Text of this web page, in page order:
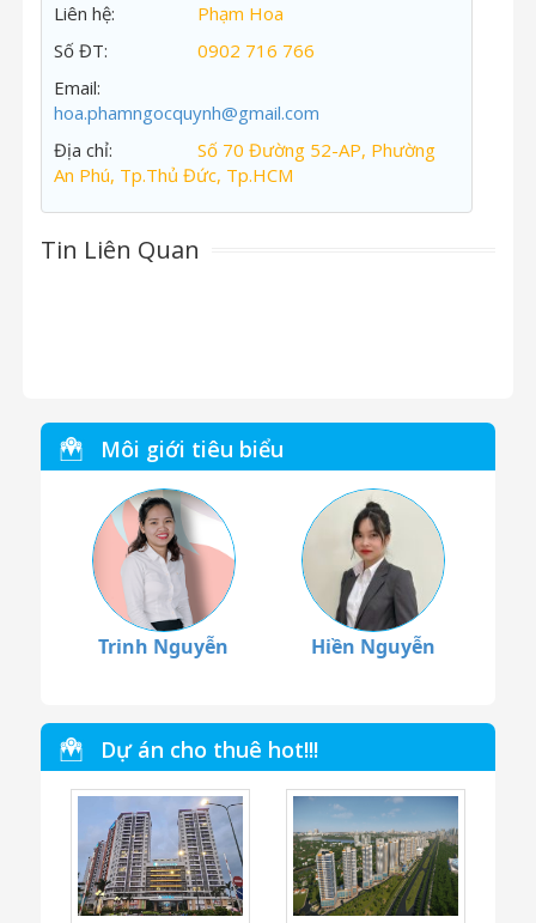
Liên hệ:
Phạm Hoa
Số ĐT:
0902 716 766
Email:
hoa.phamngocquynh@gmail.com
Địa chỉ:
Số 70 Đường 52-AP, Phường
An Phú, Tp.Thủ Đức, Tp.HCM
Tin Liên Quan
Môi giới tiêu biểu
Trinh Nguyễn Hiền Nguyễn
Dự án cho thuê hot!!!